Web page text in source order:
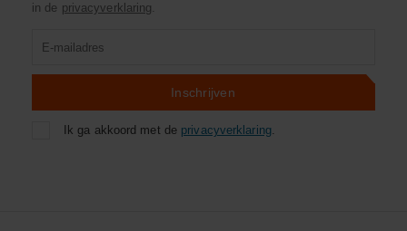
in de privacyverklaring.
Inschrijven
Ik ga akkoord met de privacyverklaring.